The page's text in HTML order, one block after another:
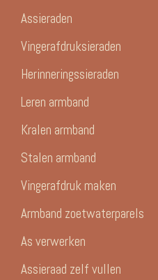
Assieraden
Vingerafdruksieraden
Herinneringssieraden
Leren armband
Kralen armband
Stalen armband
Vingerafdruk maken
Armband zoetwaterparels
As verwerken
Assieraad zelf vullen